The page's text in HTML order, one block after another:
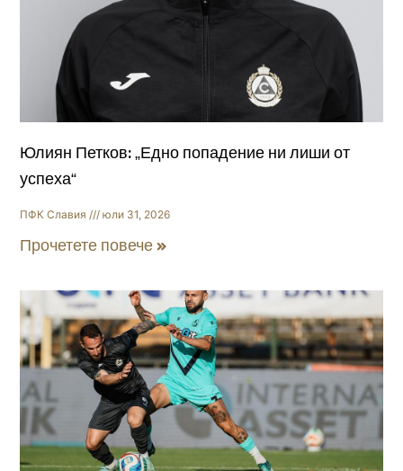
Юлиян Петков: „Едно попадение ни лиши от
успеха“
ПФК Славия юли 31, 2026
Прочетете повече »